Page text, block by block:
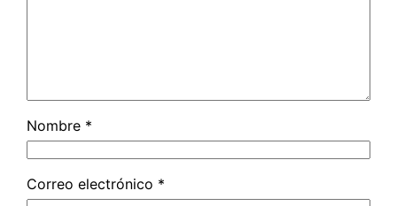
Nombre *
Correo electrónico *